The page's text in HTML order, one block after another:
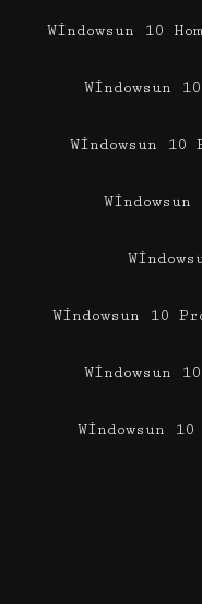
Windowsun 10
Windowsun
Windowsun 10
Windowsun 10
Windowsun
Windowsun